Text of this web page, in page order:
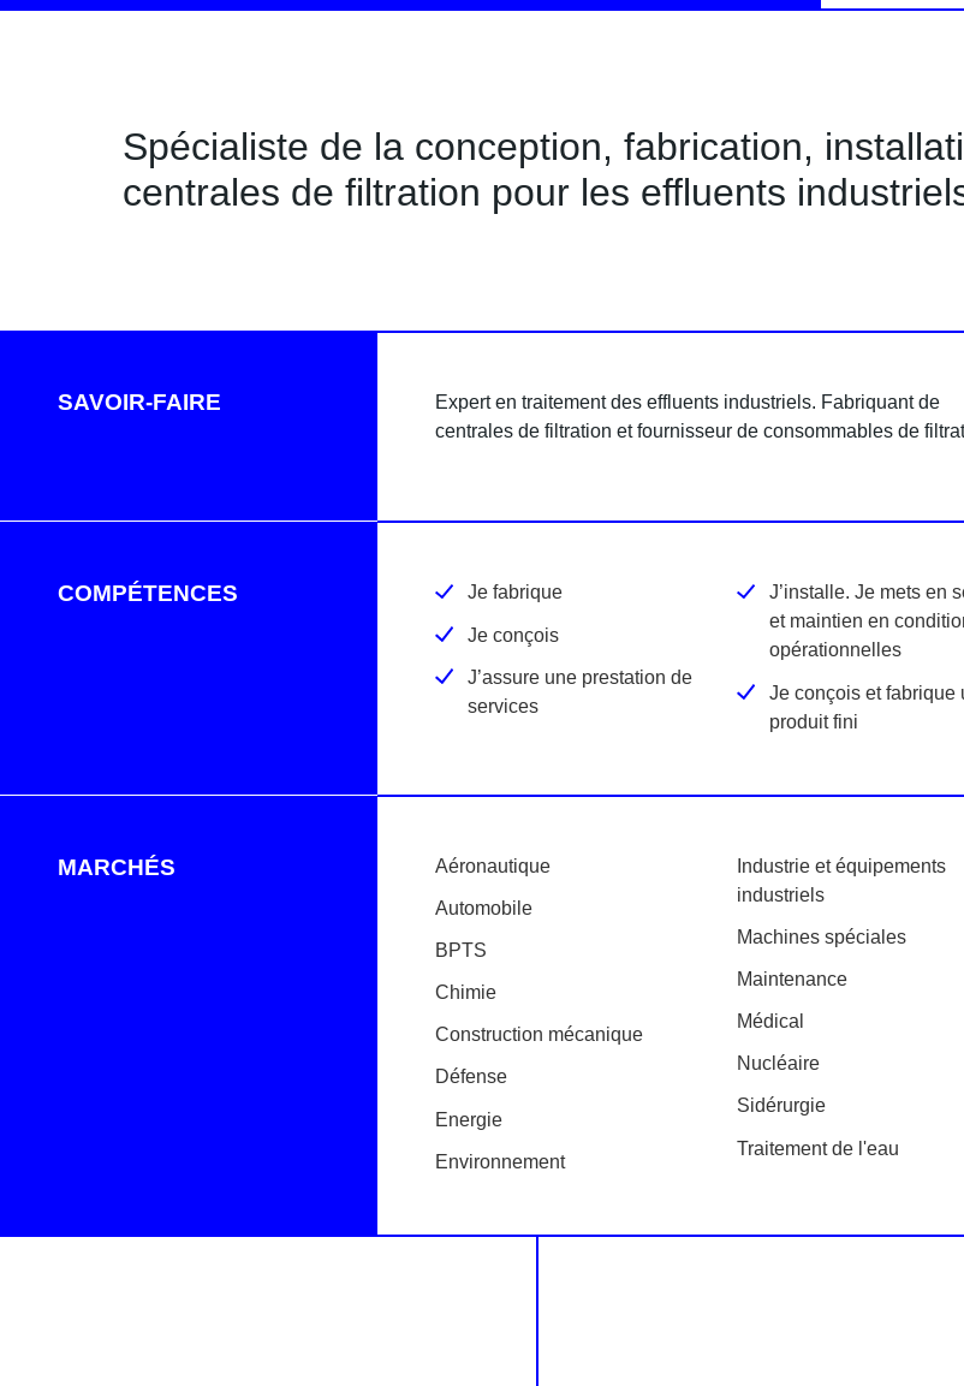
Spécialiste de la conception, fabrication,
centrales de filtration pour les effluents
SAVOIR-FAIRE
Expert en traitement des effluents industriels. Fabriquant de
centrales de filtration et fournisseur de consommables de
COMPÉTENCES Je fabrique
Je conçois
J’assure une prestation de
services
J’installe. Je mets en
et maintien en
opérationnelles
Je conçois et fabrique
produit fini
MARCHÉS Aéronautique
Automobile
BPTS
Chimie
Construction mécanique
Défense
Energie
Environnement
Industrie et équipements
industriels
Machines spéciales
Maintenance
Médical
Nucléaire
Sidérurgie
Traitement de l'eau